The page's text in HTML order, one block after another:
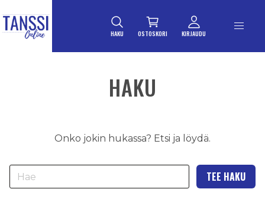
HAKU OSTOSKORI KIRJAUDU
HAKU
Onko jokin hukassa? Etsi ja löydä.
Hae